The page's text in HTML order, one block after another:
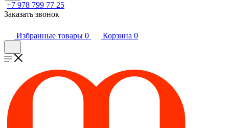
+7 978 799 77 25
Заказать звонок
Избранные товары 0 Корзина 0